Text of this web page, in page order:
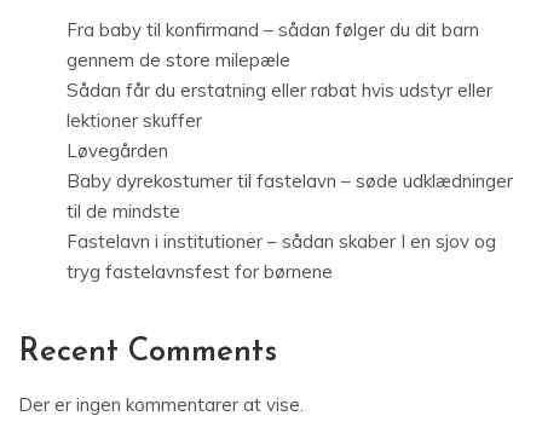
Fra baby til konfirmand – sådan følger du dit barn
gennem de store milepæle
Sådan får du erstatning eller rabat hvis udstyr eller
lektioner skuffer
Løvegården
Baby dyrekostumer til fastelavn – søde udklædninger
til de mindste
Fastelavn i institutioner – sådan skaber I en sjov og
tryg fastelavnsfest for børnene
Recent Comments
Der er ingen kommentarer at vise.